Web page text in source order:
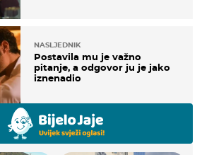
NASLJEDNIK
Postavila mu je važno
pitanje, a odgovor ju je jako
iznenadio